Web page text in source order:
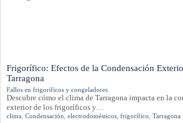
Frigorífico: Efectos de la Condensación
Tarragona
Fallos en frigoríficos y congeladores
Descubre cómo el clima de Tarragona impacta en la
exterior de los frigoríficos y…
clima Condensación electrodomésticos frigorífico Tarragona